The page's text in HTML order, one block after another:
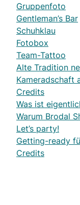
Gruppenfoto
Gentleman’s Bar
Schuhklau
Fotobox
Team-Tattoo
Alte Tradition
Kameradschaft
Credits
Was ist
Warum Brodal
Let’s party!
Getting-ready
Credits